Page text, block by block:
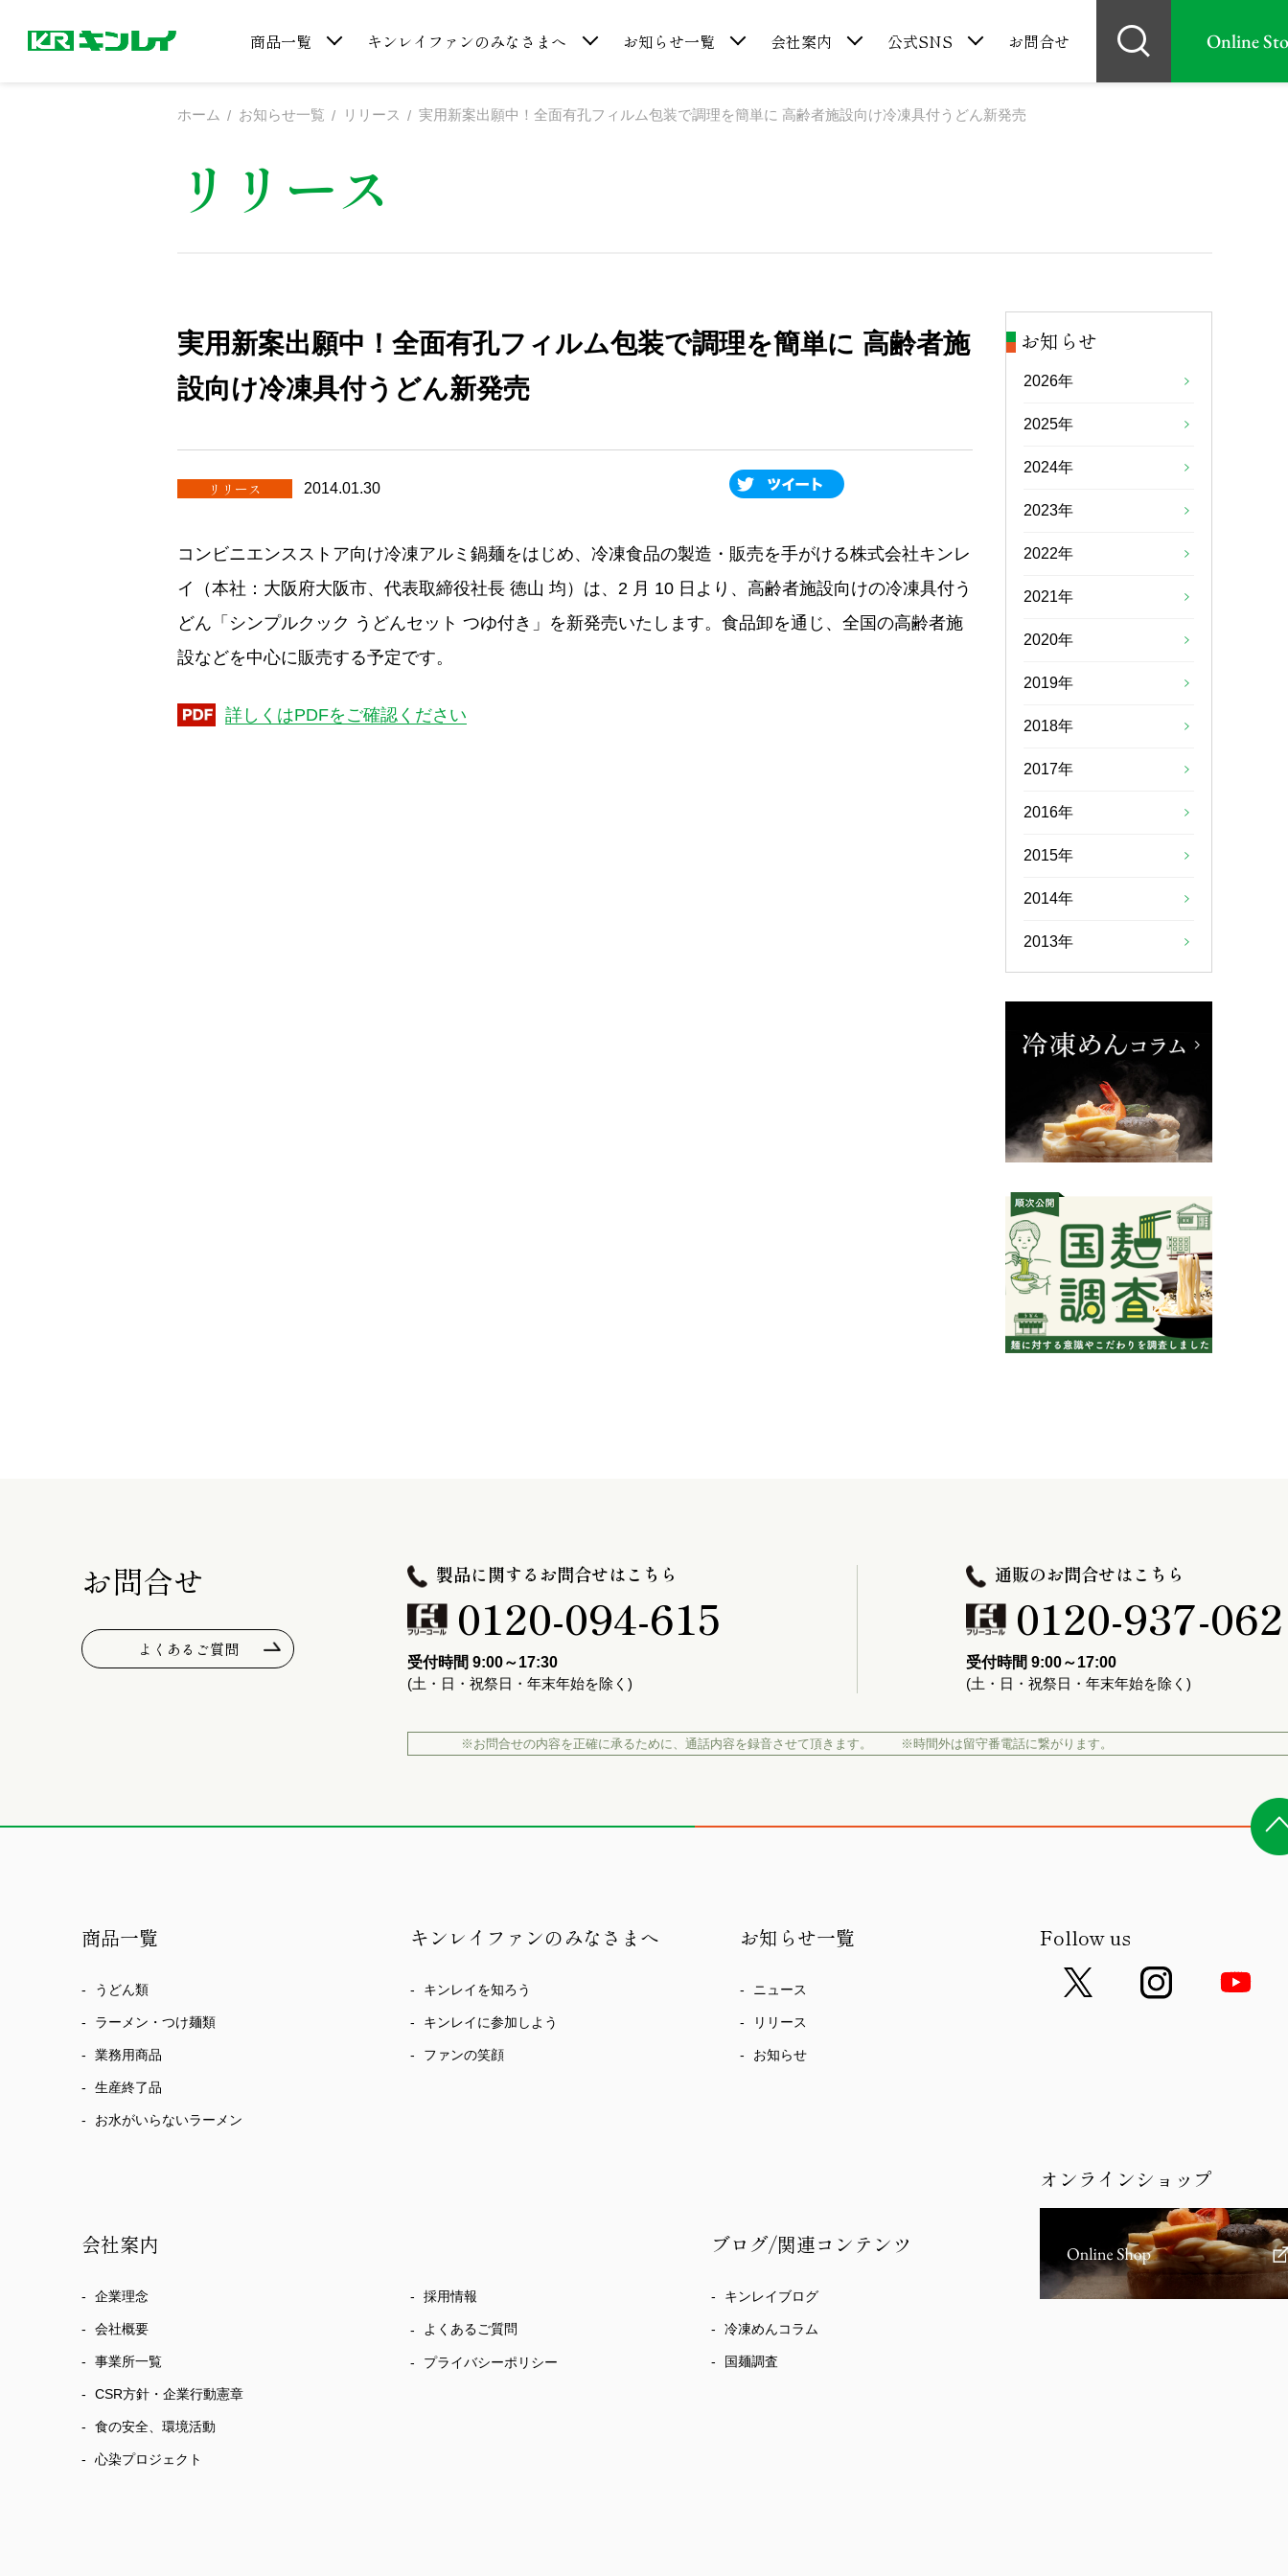
商品一覧 キンレイファンのみなさまへ お知らせ一覧 会社案内 公式SNS お問合せ Online
ホーム お知らせ一覧 リリース 実用新案出願中！全面有孔フィルム包装で調理を簡単に 高齢者施設向け冷凍具付うどん新発売
リリース
実用新案出願中！全面有孔フィルム包装で調理を簡単に 高齢者施
設向け冷凍具付うどん新発売
リリース 2014.01.30
コンビニエンスストア向け冷凍アルミ鍋麺をはじめ、冷凍食品の製造・販売を手がける株式会社キンレ
イ（本社：大阪府大阪市、代表取締役社長 徳山 均）は、2 月 10 日より、高齢者施設向けの冷凍具付う
どん「シンプルクック うどんセット つゆ付き」を新発売いたします。食品卸を通じ、全国の高齢者施
設などを中心に販売する予定です。
詳しくはPDFをご確認ください
お知らせ
2026年
2025年
2024年
2023年
2022年
2021年
2020年
2019年
2018年
2017年
2016年
2015年
2014年
2013年
お問合せ
よくあるご質問
製品に関するお問合せはこちら
0120-094-615
受付時間 9:00～17:30
(土・日・祝祭日・年末年始を除く)
通販のお問合せはこちら
0120-937-062
受付時間 9:00～17:00
(土・日・祝祭日・年末年始を除く)
※お問合せの内容を正確に承るために、 通話内容を録音させて頂きます。 ※時間外は留守番電話に繋がります。
商品一覧
うどん類
ラーメン・つけ麺類
業務用商品
生産終了品
お水がいらないラーメン
キンレイファンのみなさまへ
キンレイを知ろう
キンレイに参加しよう
ファンの笑顔
お知らせ一覧
ニュース
リリース
お知らせ
会社案内
企業理念
会社概要
事業所一覧
CSR方針・企業行動憲章
食の安全、環境活動
心染プロジェクト
採用情報
よくあるご質問
プライバシーポリシー
ブログ/関連コンテンツ
キンレイブログ
冷凍めんコラム
国麺調査
Follow us
オンラインショップ